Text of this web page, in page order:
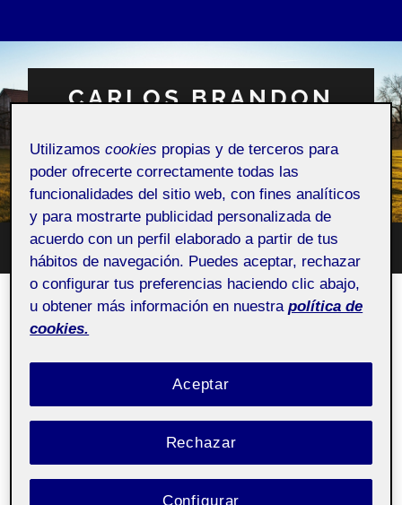
CARLOS BRANDON
Espacio Personal
Alternar
menú
móvil
¿Quién soy?
públicay la puede ver todo el mundo. Es
Utilizamoscookies propias y de terceros para
poder ofrecerte correctamente todas las
funcionalidades del sitio web, con fines analíticos
y para mostrarte publicidad personalizada de
acuerdo con un perfil elaborado a partir de tus
hábitos de navegación. Puedes aceptar, rechazar
o configurar tus preferencias haciendo clic abajo,
u obtener más información en nuestra política de
cookies.
Rechazar
Aceptar
Configurar